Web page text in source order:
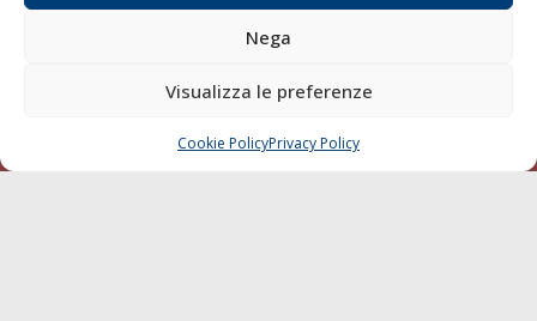
Nega
Visualizza le preferenze
Cookie PolicyPrivacy Policy
P.IVA:00118570498
Società Editoriale Marittima a r.l. (Editore) - Autorizzazione
iscrizione al ROC (Registro Operatori delle Comunicazioni)
della Società Editoriale Marittima a r.l.: N° 1301 Iscrizione
della testata elettronica La Gazzetta Marittima al Tribunale
di Livorno del 15/09/2010.
CHIAMA SCRIVI